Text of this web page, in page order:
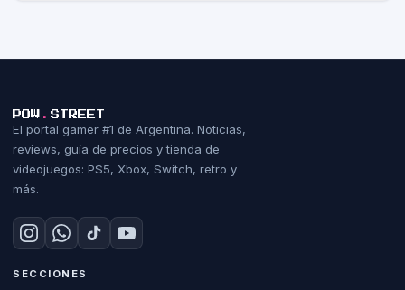
POW . STREET
El portal gamer #1 de Argentina. Noticias,
reviews, guía de precios y tienda de
videojuegos: PS5, Xbox, Switch, retro y
más.
SECCIONES